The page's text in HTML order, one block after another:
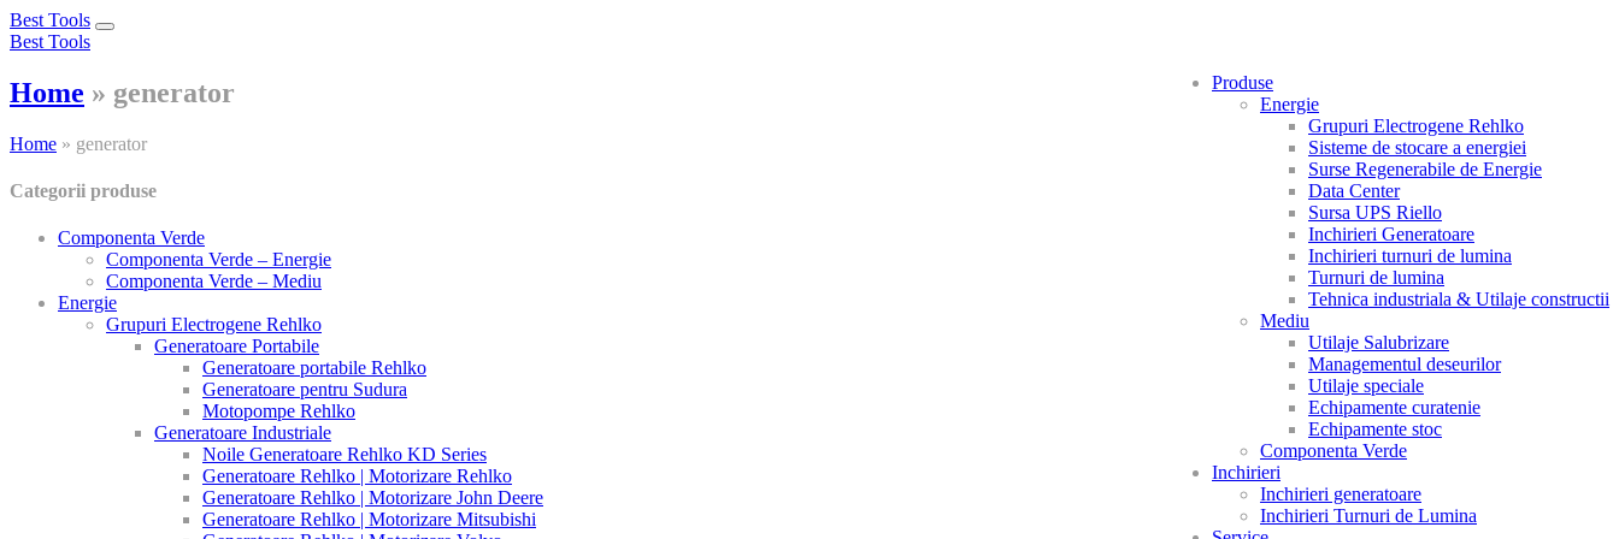
Best Tools
Toggle
Best Tools
Produse
Energie
Grupuri Electrogene Rehlko
Sisteme de stocare a energiei
Surse Regenerabile de Energie
Data Center
Sursa UPS Riello
Inchirieri Generatoare
Inchirieri turnuri de lumina
Turnuri de lumina
Tehnica industriala & Utilaje constructii
Mediu
Utilaje Salubrizare
Managementul deseurilor
Utilaje speciale
Echipamente curatenie
Echipamente stoc
Componenta Verde
Inchirieri
Inchirieri generatoare
Inchirieri Turnuri de Lumina
Home » generator
Home » generator
Categorii produse
Componenta Verde
Componenta Verde – Energie
Componenta Verde – Mediu
Energie
Grupuri Electrogene Rehlko
Generatoare Portabile
Generatoare portabile Rehlko
Generatoare pentru Sudura
Motopompe Rehlko
Generatoare Industriale
Noile Generatoare Rehlko KD Series
Generatoare Rehlko | Motorizare Rehlko
Generatoare Rehlko | Motorizare John Deere
Generatoare Rehlko | Motorizare Mitsubishi